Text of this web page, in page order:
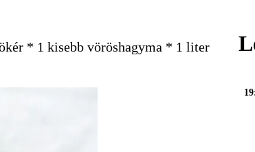
* 1 kisebb vöröshagyma * 1 liter